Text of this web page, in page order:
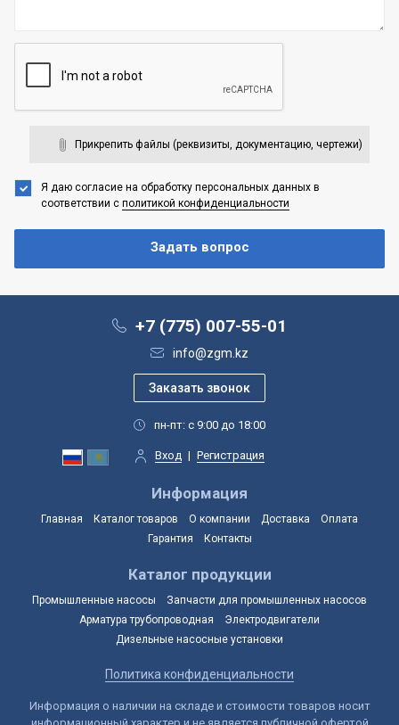
Прикрепить файлы (реквизиты, документацию, чертежи)
Я даю согласие на обработку персональных данных в
соответствии с политикой конфиденциальности
+7 (775) 007-55-01
info@zgm.kz
пн-пт: с 9:00 до 18:00
Вход | Регистрация
Информация
Главная Каталог товаров О компании Доставка
Оплата
Гарантия
Контакты
Каталог продукции
Промышленные насосы
Запчасти для промышленных насосов
Арматура трубопроводная
Электродвигатели
Дизельные насосные установки
Политика конфиденциальности
Информация о наличии на складе и стоимости товаров носит